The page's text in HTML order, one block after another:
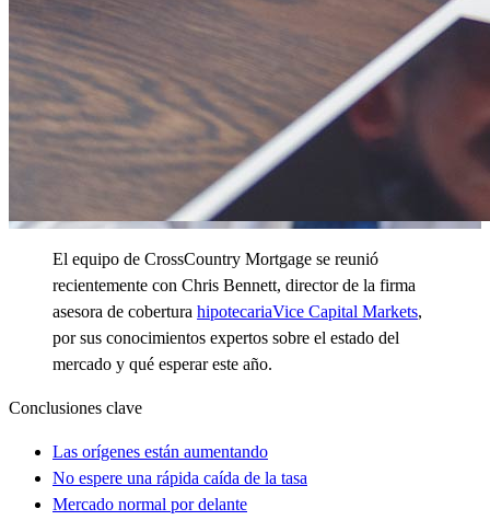
El equipo de CrossCountry Mortgage se reunió
recientemente con Chris Bennett, director de la firma
asesora de cobertura hipotecariaVice Capital Markets,
por sus conocimientos expertos sobre el estado del
mercado y qué esperar este año.
Conclusiones clave
Las orígenes están aumentando
No espere una rápida caída de la tasa
Mercado normal por delante